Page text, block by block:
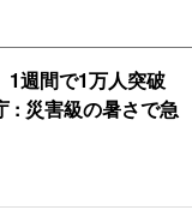
1週間で1万人突破
: 災害級の暑さで急